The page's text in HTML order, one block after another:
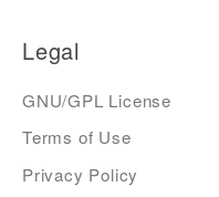
Legal
GNU/GPL License
Terms of Use
Privacy Policy